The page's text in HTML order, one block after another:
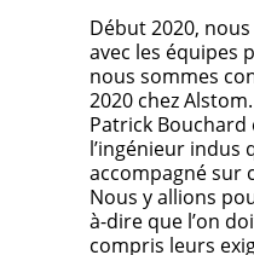
Début 2020,
avec les équipes
nous sommes
2020 chez Alstom.
Patrick Bouchard
l’ingénieur indus
accompagné sur
Nous y allions
à-dire que l’on
compris leurs